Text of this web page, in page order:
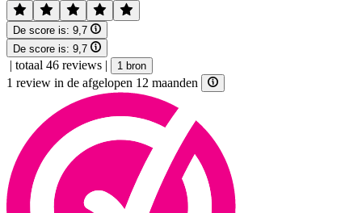
De score is: 9,7
De score is: 9,7
| totaal 46 reviews | 1 bron
1 review in de afgelopen 12 maanden